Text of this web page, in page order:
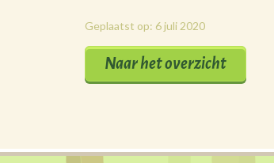
Geplaatst op: 6 juli 2020
Naar het overzicht